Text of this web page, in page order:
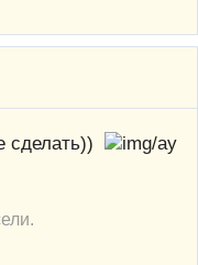
сделать))